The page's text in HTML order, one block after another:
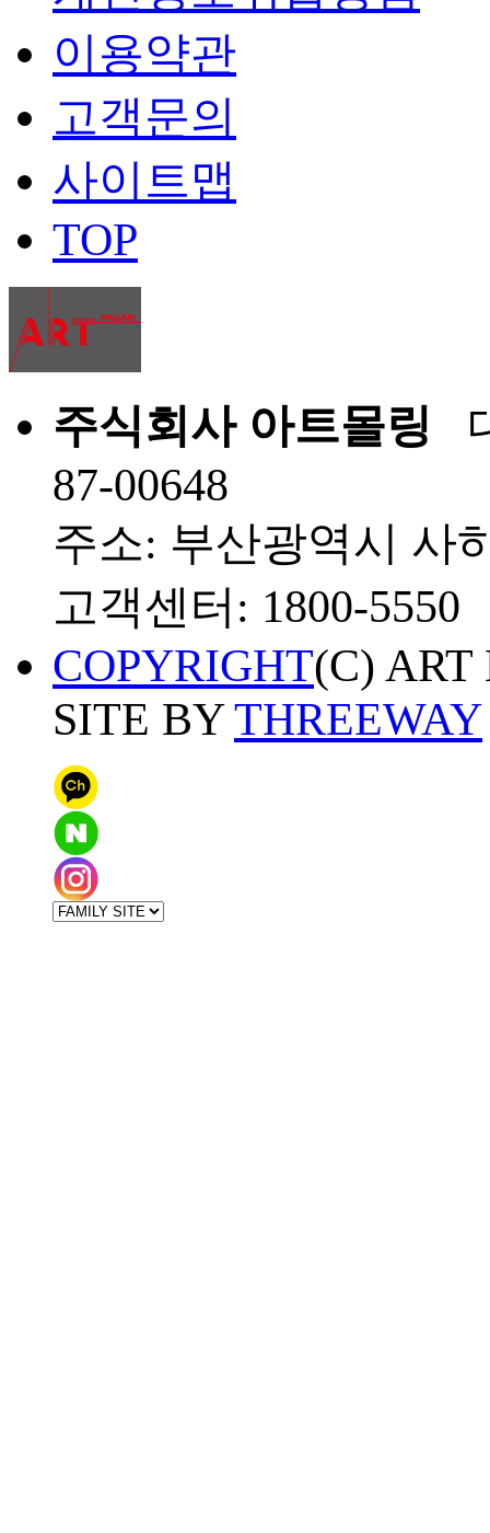
이용약관
고객문의
사이트맵
TOP
주식회사 아트몰링
87-00648
주소: 부산광역시 사
고객센터: 1800-5550
COPYRIGHT(C)
SITE BYTHREEWAY